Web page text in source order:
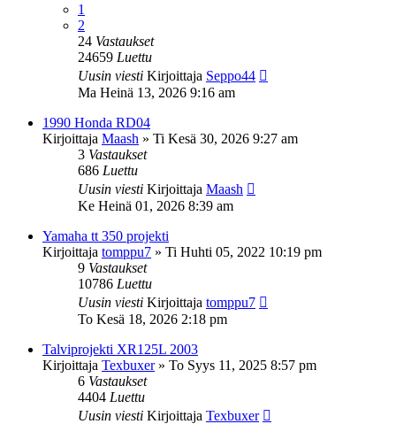
1
2
24 Vastaukset
24659 Luettu
Uusin viesti Kirjoittaja Seppo44
Ma Heinä 13, 2026 9:16 am
1990 Honda RD04
Kirjoittaja Maash » Ti Kesä 30, 2026 9:27 am
3 Vastaukset
686 Luettu
Uusin viesti Kirjoittaja Maash
Ke Heinä 01, 2026 8:39 am
Yamaha tt 350 projekti
Kirjoittaja tomppu7 » Ti Huhti 05, 2022 10:19 pm
9 Vastaukset
10786 Luettu
Uusin viesti Kirjoittaja tomppu7
To Kesä 18, 2026 2:18 pm
Talviprojekti XR125L 2003
Kirjoittaja Texbuxer» To Syys 11, 2025 8:57 pm
6 Vastaukset
4404 Luettu
Uusin viesti Kirjoittaja Texbuxer